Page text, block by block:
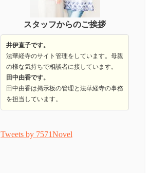
スタッフからのご挨拶
井伊直子です。
法華経寺のサイト管理をしています。母親
の様な気持ちで相談者に接しています。
田中由香です。
田中由香は掲示板の管理と法華経寺の事務
を担当しています。
Tweets by 7571Novel